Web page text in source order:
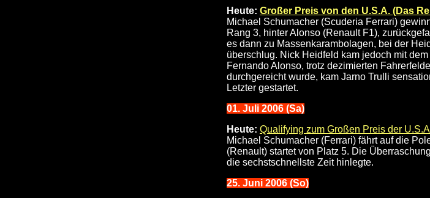
Heute: Großer Preis von den U.S.A. (Das
Michael Schumacher (Scuderia Ferrari)
Rang 3, hinter Alonso (Renault F1),
es dann zu Massenkarambolagen, bei der
überschlug. Nick Heidfeld kam jedoch mit
Fernando Alonso, trotz dezimierten
durchgereicht wurde, kam Jarno Trulli
Letzter gestartet.
01. Juli 2006 (Sa)
Heute: Qualifying zum Großen Preis der
Michael Schumacher (Ferrari) fährt auf die
(Renault) startet von Platz 5. Die
die sechstschnellste Zeit hinlegte.
25. Juni 2006 (So)